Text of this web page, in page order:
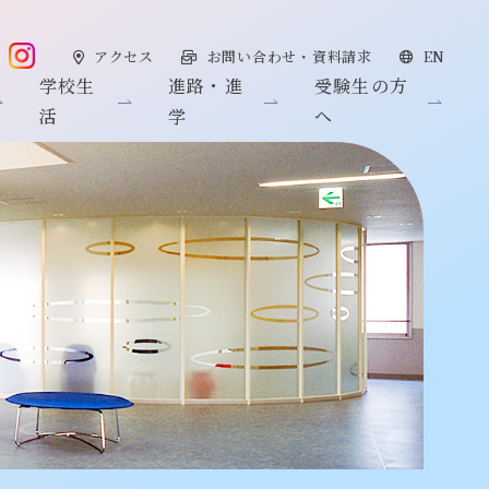
アクセス お問い合わせ・資料請求 EN
学校生
活
進路・進
学
受験生の方
へ